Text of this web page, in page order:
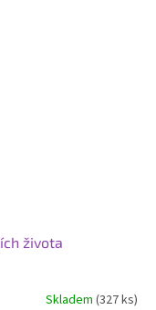
života
Skladem(327 ks)